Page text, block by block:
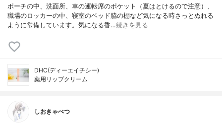
ポーチの中、洗面所、車の運転席のポケット（夏はとけるので注意）、
職場のロッカーの中、寝室のベッド脇の棚など気になる時さっとぬれる
ように常備しています。気になる香…続きを見る
DHC(ディーエイチシー)
薬用リップクリーム
しおきゃべつ